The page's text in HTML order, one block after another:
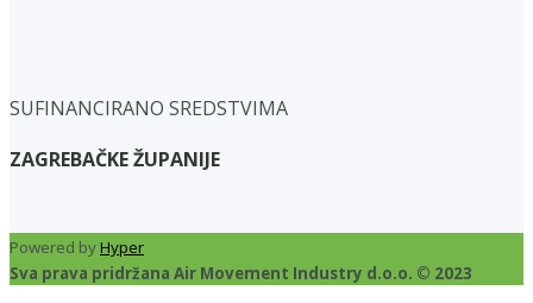
SUFINANCIRANO SREDSTVIMA
ZAGREBAČKE ŽUPANIJE
Powered byHyper
Sva prava pridržana Air Movement Industry d.o.o. © 2023